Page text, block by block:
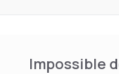
Impossible